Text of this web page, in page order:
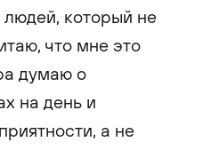
людей, который не
что мне это
думаю о
на день и
а не